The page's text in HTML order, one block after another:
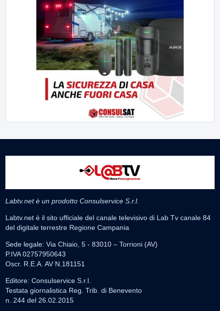
Labtv.net è un prodotto Consulservice S.r.l.
Labtv.net è il sito ufficiale del canale televisivo di Lab Tv canale 84
del digitale terrestre Regione Campania
Sede legale: Via Chiaio, 5 - 83010 – Torrioni (AV)
P.IVA 02757950643
Oscr. R.E.A. AV N.181151
Editore: Consulservice S.r.l.
Testata giornalistica Reg. Trib. di Benevento
n. 244 del 26.02.2015